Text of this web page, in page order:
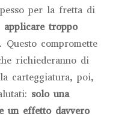
per la fretta di
applicare troppo
Questo compromette
richiederanno di
carteggiatura, poi,
solo una
un effetto davvero